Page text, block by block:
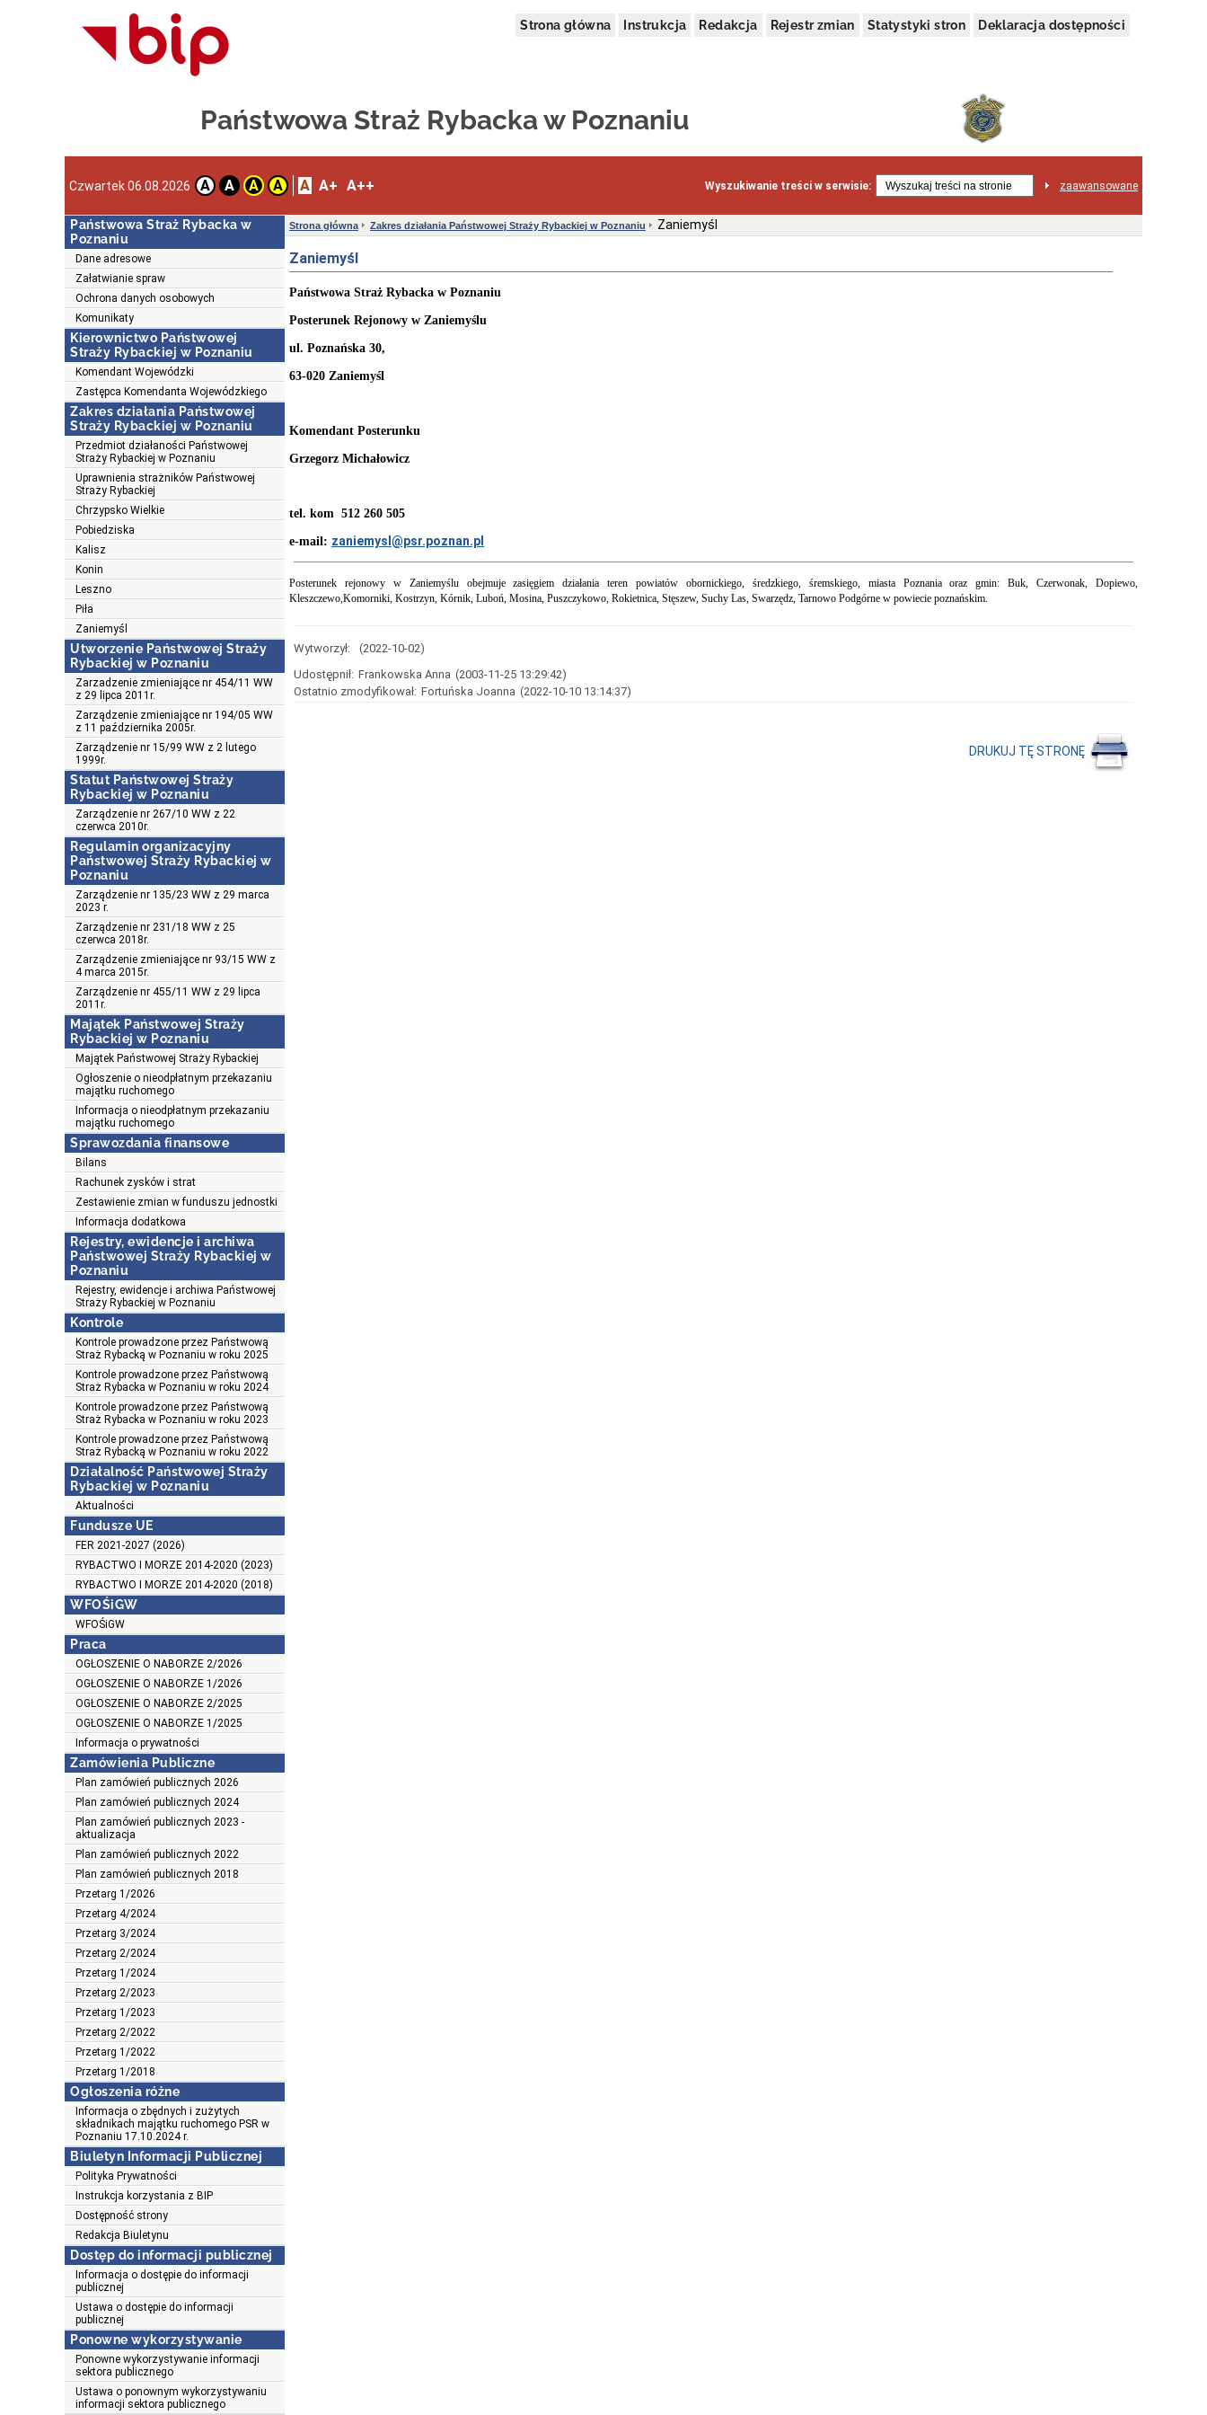
Strona główna Instrukcja Redakcja Rejestr zmian Statystyki stron Deklaracja dostępności
Państwowa Straż Rybacka w Poznaniu
Czwartek 06.08.2026 A A A A A A+ A++ Wyszukiwanie treści w serwisie: zaawansowane
Państwowa Straż Rybacka w
Poznaniu
Dane adresowe
Załatwianie spraw
Ochrona danych osobowych
Komunikaty
Kierownictwo Państwowej
Straży Rybackiej w Poznaniu
Komendant Wojewódzki
Zastępca Komendanta Wojewódzkiego
Zakres działania Państwowej
Straży Rybackiej w Poznaniu
Przedmiot działaności Państwowej
Straży Rybackiej w Poznaniu
Uprawnienia strażników Państwowej
Straży Rybackiej
Chrzypsko Wielkie
Pobiedziska
Kalisz
Konin
Leszno
Piła
Zaniemyśl
Utworzenie Państwowej Straży
Rybackiej w Poznaniu
Zarzadzenie zmieniające nr 454/11 WW
z 29 lipca 2011r.
Zarządzenie zmieniające nr 194/05 WW
z 11 października 2005r.
Zarządzenie nr 15/99 WW z 2 lutego
1999r.
Statut Państwowej Straży
Rybackiej w Poznaniu
Zarządzenie nr 267/10 WW z 22
czerwca 2010r.
Regulamin organizacyjny
Państwowej Straży Rybackiej w
Poznaniu
Zarządzenie nr 135/23 WW z 29 marca
2023 r.
Zarządzenie nr 231/18 WW z 25
czerwca 2018r.
Zarządzenie zmieniające nr 93/15 WW z
4 marca 2015r.
Zarządzenie nr 455/11 WW z 29 lipca
2011r.
Majątek Państwowej Straży
Rybackiej w Poznaniu
Majątek Państwowej Straży Rybackiej
Ogłoszenie o nieodpłatnym przekazaniu
majątku ruchomego
Informacja o nieodpłatnym przekazaniu
majątku ruchomego
Sprawozdania finansowe
Bilans
Rachunek zysków i strat
Zestawienie zmian w funduszu jednostki
Informacja dodatkowa
Rejestry, ewidencje i archiwa
Państwowej Straży Rybackiej w
Poznaniu
Rejestry, ewidencje i archiwa Państwowej
Straży Rybackiej w Poznaniu
Kontrole
Kontrole prowadzone przez Państwową
Straż Rybacką w Poznaniu w roku 2025
Kontrole prowadzone przez Państwową
Straż Rybacka w Poznaniu w roku 2024
Kontrole prowadzone przez Państwową
Straż Rybacka w Poznaniu w roku 2023
Kontrole prowadzone przez Państwową
Straż Rybacką w Poznaniu w roku 2022
Działalność Państwowej Straży
Rybackiej w Poznaniu
Aktualności
Fundusze UE
FER 2021-2027 (2026)
RYBACTWO I MORZE 2014-2020 (2023)
RYBACTWO I MORZE 2014-2020 (2018)
WFOŚiGW
WFOŚiGW
Praca
OGŁOSZENIE O NABORZE 2/2026
OGŁOSZENIE O NABORZE 1/2026
OGŁOSZENIE O NABORZE 2/2025
OGŁOSZENIE O NABORZE 1/2025
Informacja o prywatności
Zamówienia Publiczne
Plan zamówień publicznych 2026
Plan zamówień publicznych 2024
Plan zamówień publicznych 2023 -
aktualizacja
Plan zamówień publicznych 2022
Plan zamówień publicznych 2018
Przetarg 1/2026
Przetarg 4/2024
Przetarg 3/2024
Przetarg 2/2024
Przetarg 1/2024
Przetarg 2/2023
Przetarg 1/2023
Przetarg 2/2022
Przetarg 1/2022
Przetarg 1/2018
Ogłoszenia różne
Informacja o zbędnych i zużytych
składnikach majątku ruchomego PSR w
Poznaniu 17.10.2024 r.
Biuletyn Informacji Publicznej
Polityka Prywatności
Instrukcja korzystania z BIP
Dostępność strony
Redakcja Biuletynu
Dostęp do informacji publicznej
Informacja o dostępie do informacji
publicznej
Ustawa o dostępie do informacji
publicznej
Ponowne wykorzystywanie
Ponowne wykorzystywanie informacji
sektora publicznego
Ustawa o ponownym wykorzystywaniu
informacji sektora publicznego
Strona główna Zakres działania Państwowej Straży Rybackiej w Poznaniu Zaniemyśl
Zaniemyśl
Państwowa Straż Rybacka w Poznaniu
Posterunek Rejonowy w Zaniemyślu
ul. Poznańska 30,
63-020 Zaniemyśl
Komendant Posterunku
Grzegorz Michałowicz
tel. kom 512 260 505
e-mail: zaniemysl@psr.poznan.pl
Posterunek rejonowy w Zaniemyślu obejmuje zasięgiem działania teren powiatów obornickiego, średzkiego, śremskiego, miasta Poznania oraz gmin: Buk, Czerwonak, Dopiewo,
Kleszczewo,Komorniki, Kostrzyn, Kórnik, Luboń, Mosina, Puszczykowo, Rokietnica, Stęszew, Suchy Las, Swarzędz, Tarnowo Podgórne w powiecie poznańskim.
Wytworzył:
(2022-10-02)
Udostępnił: Frankowska Anna (2003-11-25 13:29:42)
Ostatnio zmodyfikował: Fortuńska Joanna (2022-10-10 13:14:37)
DRUKUJ TĘ STRONĘ